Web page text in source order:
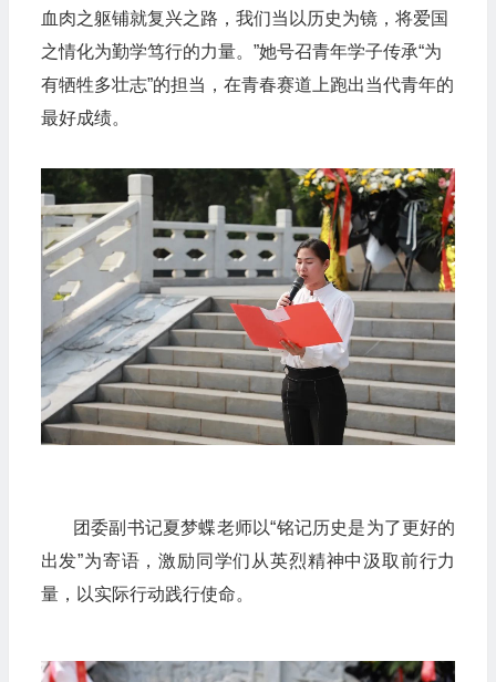
血肉之躯铺就复兴之路，我们当以历史为镜，将爱国
之情化为勤学笃行的力量。”她号召青年学子传承“为
有牺牲多壮志”的担当，在青春赛道上跑出当代青年的
最好成绩。
团委副书记夏梦蝶老师以“铭记历史是为了更好的
出发”为寄语，激励同学们从英烈精神中汲取前行力
量，以实际行动践行使命。